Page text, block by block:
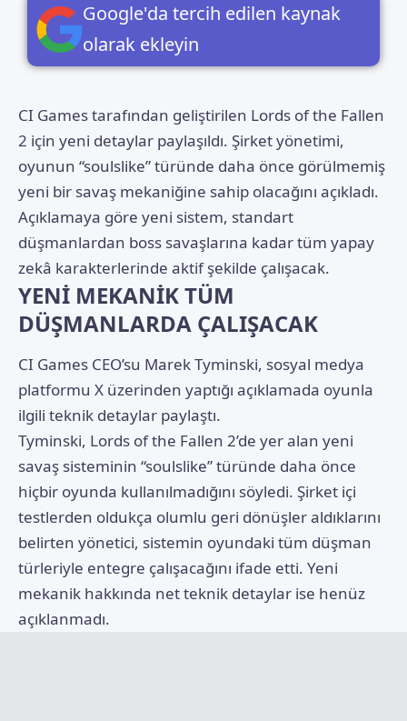
Google'da tercih edilen kaynak
olarak ekleyin
CI Games tarafından geliştirilen Lords of the Fallen
2 için yeni detaylar paylaşıldı. Şirket yönetimi,
oyunun “soulslike” türünde daha önce görülmemiş
yeni bir savaş mekaniğine sahip olacağını açıkladı.
Açıklamaya göre yeni sistem, standart
düşmanlardan boss savaşlarına kadar tüm yapay
zekâ karakterlerinde aktif şekilde çalışacak.
YENİ MEKANİK TÜM
DÜŞMANLARDA ÇALIŞACAK
CI Games CEO’su Marek Tyminski, sosyal medya
platformu X üzerinden yaptığı açıklamada oyunla
ilgili teknik detaylar paylaştı.
Tyminski, Lords of the Fallen 2’de yer alan yeni
savaş sisteminin “soulslike” türünde daha önce
hiçbir oyunda kullanılmadığını söyledi. Şirket içi
testlerden oldukça olumlu geri dönüşler aldıklarını
belirten yönetici, sistemin oyundaki tüm düşman
türleriyle entegre çalışacağını ifade etti. Yeni
mekanik hakkında net teknik detaylar ise henüz
açıklanmadı.